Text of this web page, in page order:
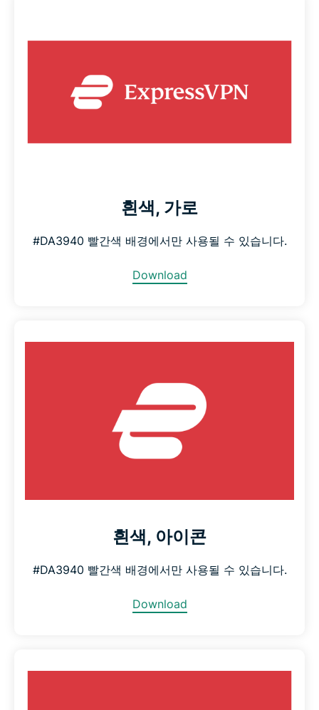
흰색, 가로
#DA3940 빨간색 배경에서만 사용될 수 있습니다.
Download
흰색, 아이콘
#DA3940 빨간색 배경에서만 사용될 수 있습니다.
Download